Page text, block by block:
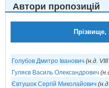
Автори пропозицій
Прізвище,
Голубов Дмитро Іванович (н.д.
Гуляєв Василь Олександрович
Євтушок Сергій Миколайович